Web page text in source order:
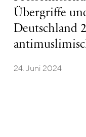
Antimuslimische
Übergriffe
Diskriminierung
Deutschland
Übergriffe
Deutschland
24. Juni 2024